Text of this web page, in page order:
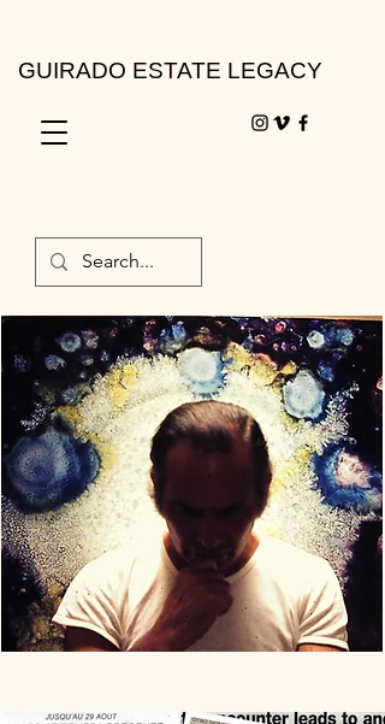
GUIRADO ESTATE LEGACY